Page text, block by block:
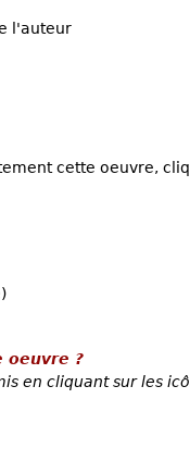
l'auteur
cette oeuvre,
oeuvre ?
en cliquant sur les